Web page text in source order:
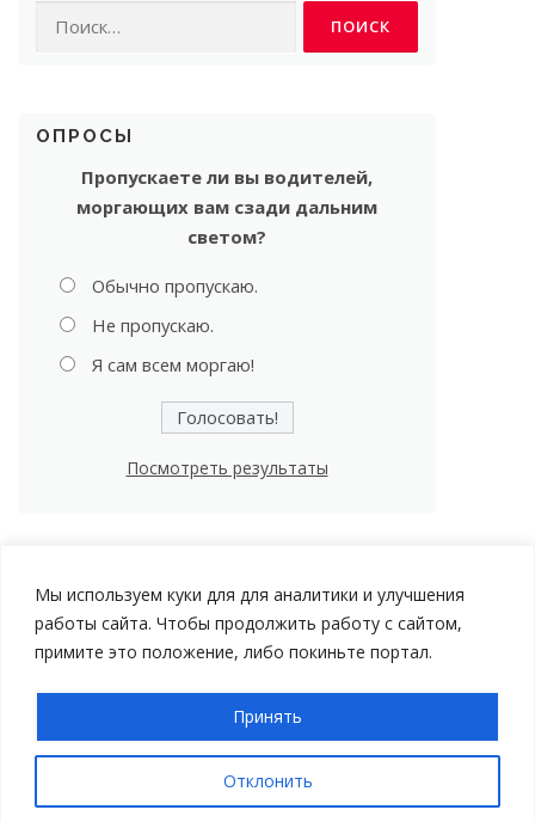
Мы используем куки для для аналитики и улучшения
работы сайта. Чтобы продолжить работу с сайтом,
примите это положение, либо покиньте портал.
Отклонить
Принять
ОПРОСЫ
Пропускаете ли вы водителей,
моргающих вам сзади дальним
светом?
Обычно пропускаю.
Не пропускаю.
Я сам всем моргаю!
Посмотреть результаты
Авторские права © 2026 Мой Автомобиль |Политика
конфиденциальности